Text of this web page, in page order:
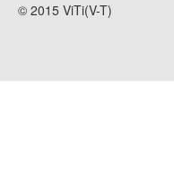
© 2015 ViTi(V-T)